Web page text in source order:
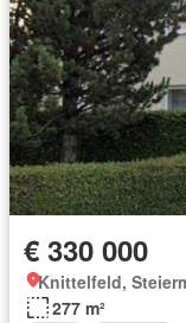
€ 330 000
Knittelfeld,
277 m²